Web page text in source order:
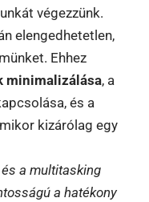
végezzünk.
elengedhetetlen,
Ehhez
minimalizálása, a
és a
kizárólag egy
a multitasking
a hatékony